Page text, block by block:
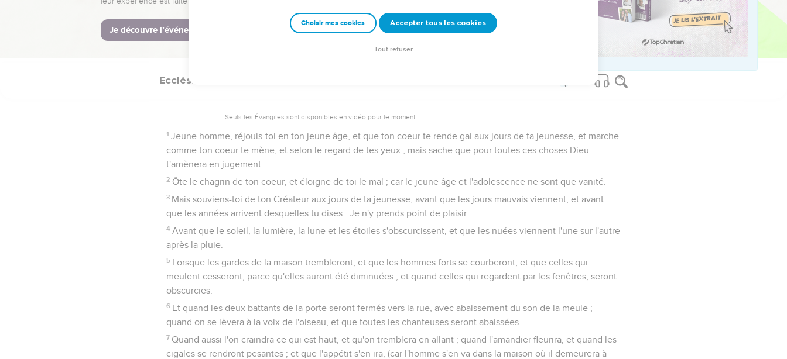
Soyons heureux avant qu'il soit trop tard
Ecclésiaste
Seuls les Évangiles sont disponibles en vidéo pour le moment.
1 Jeune homme, réjouis-toi en ton jeune âge, et que ton coeur te rende gai aux jours de ta jeunesse, et marche
comme ton coeur te mène, et selon le regard de tes yeux ; mais sache que pour toutes ces choses Dieu
t'amènera en jugement.
2 Ôte le chagrin de ton coeur, et éloigne de toi le mal ; car le jeune âge et l'adolescence ne sont que vanité.
3 Mais souviens-toi de ton Créateur aux jours de ta jeunesse, avant que les jours mauvais viennent, et avant
que les années arrivent desquelles tu dises : Je n'y prends point de plaisir.
4 Avant que le soleil, la lumière, la lune et les étoiles s'obscurcissent, et que les nuées viennent l'une sur l'autre
après la pluie.
5 Lorsque les gardes de la maison trembleront, et que les hommes forts se courberont, et que celles qui
meulent cesseront, parce qu'elles auront été diminuées ; et quand celles qui regardent par les fenêtres, seront
obscurcies.
6 Et quand les deux battants de la porte seront fermés vers la rue, avec abaissement du son de la meule ;
quand on se lèvera à la voix de l'oiseau, et que toutes les chanteuses seront abaissées.
7 Quand aussi l'on craindra ce qui est haut, et qu'on tremblera en allant ; quand l'amandier fleurira, et quand les
cigales se rendront pesantes ; et que l'appétit s'en ira, (car l'homme s'en va dans la maison où il demeurera à
Choisir mes cookies Accepter tous les cookies
Tout refuser